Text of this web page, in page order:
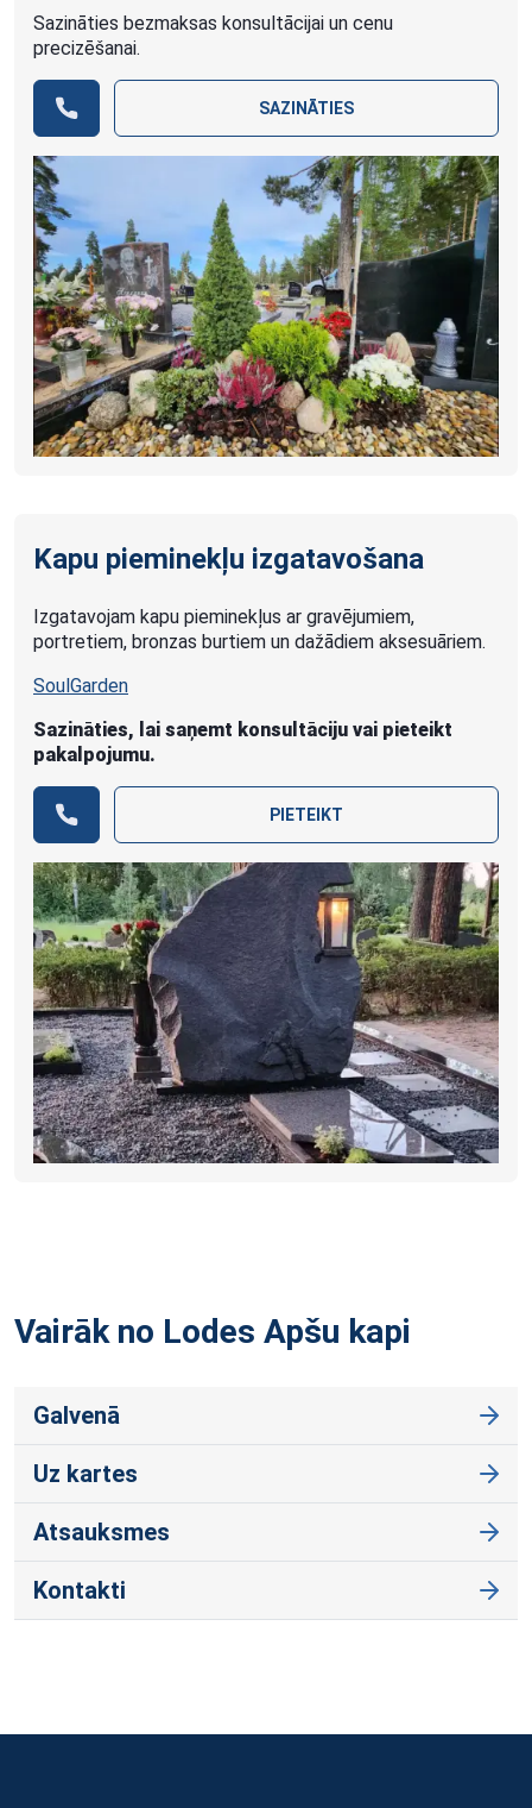
Sazināties bezmaksas konsultācijai un cenu
precizēšanai.
SAZINĀTIES
Kapu pieminekļu izgatavošana
Izgatavojam kapu pieminekļus ar gravējumiem,
portretiem, bronzas burtiem un dažādiem aksesuāriem.
SoulGarden
Sazināties, lai saņemt konsultāciju vai pieteikt
pakalpojumu.
PIETEIKT
Vairāk no Lodes Apšu kapi
Galvenā
Uz kartes
Atsauksmes
Kontakti